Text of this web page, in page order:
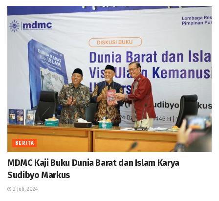
BERITA
MDMC Kaji Buku Dunia Barat dan Islam Karya
Sudibyo Markus
2 Juli, 2024